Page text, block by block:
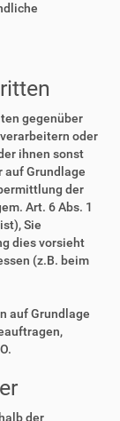
gegenüber
oder
ihnen sonst
auf Grundlage
der
Art. 6 Abs. 1
Sie
dies vorsieht
(z.B. beim
auf Grundlage
der